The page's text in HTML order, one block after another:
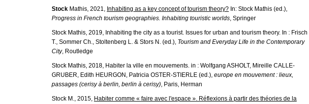
Stock Mathis, 2021, Inhabiting as a key concept of tourism theory? In: Stock Mathis (ed.),
Progress in French tourism geographies. Inhabiting touristic worlds, Springer
Stock Mathis, 2019, Inhabiting the city as a tourist. Issues for urban and tourism theory. In : Frisch
T., Sommer Ch., Stoltenberg L. & Stors N. (ed.), Tourism and Everyday Life in the Contemporary
City, Routledge
Stock Mathis, 2018, Habiter la ville en mouvements. in : Wolfgang ASHOLT, Mireille CALLE-
GRUBER, Edith HEURGON, Patricia OSTER-STIERLE (ed.), europe en mouvement : lieux,
passages (cerisy à berlin, berlin à cerisy), Paris, Herman
Stock M., 2015, Habiter comme « faire avec l'espace ». Réflexions à partir des théories de la